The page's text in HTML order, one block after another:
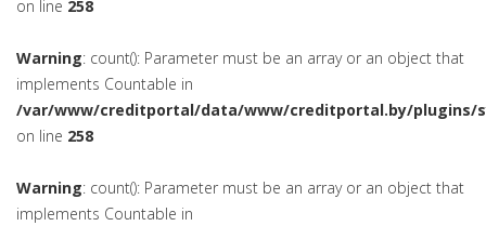
on line 258
Warning: count(): Parameter must be an array or an object that
implements Countable in
/var/www/creditportal/data/www/creditportal.by/plugins/
on line 258
Warning: count(): Parameter must be an array or an object that
implements Countable in